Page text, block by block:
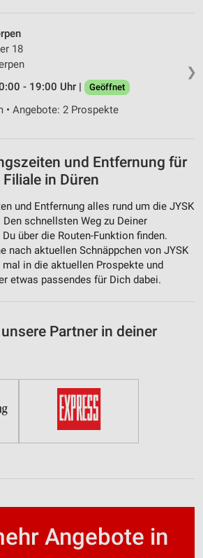
❯
18
- 19:00 Uhr |
Geöffnet
• Angebote: 2 Prospekte
und Entfernung für
in Düren
und Entfernung alles rund um die JYSK
schnellsten Weg zu Deiner
über die Routen-Funktion finden.
nach aktuellen Schnäppchen von JYSK
in die aktuellen Prospekte und
etwas passendes für Dich dabei.
Partner in deiner
Angebote in